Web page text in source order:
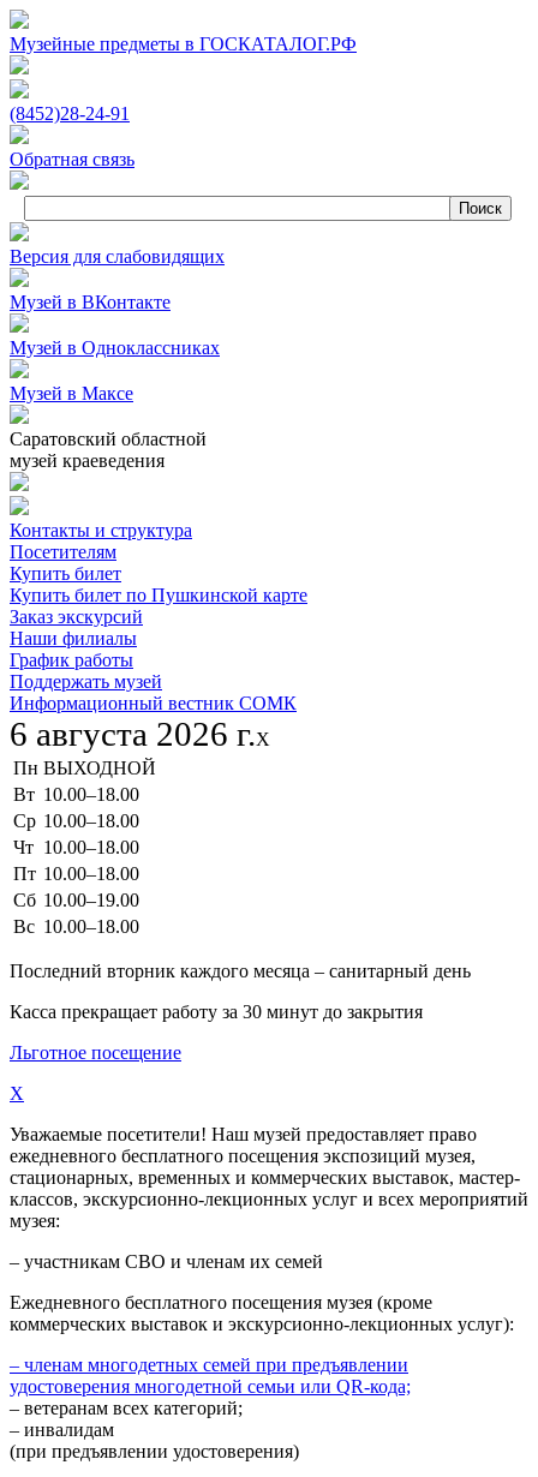
Музейные предметы в ГОСКАТАЛОГ.РФ
(8452)28‑24‑91
Обратная связь
Версия для слабовидящих
Музей в ВКонтакте
Музей в Одноклассниках
Музей в Максе
Саратовский областной
музей краеведения
Контакты и структура
Посетителям
Купить билет
Купить билет по Пушкинской карте
Заказ экскурсий
Наши филиалы
График работы
Поддержать музей
Информационный вестник СОМК
6 августа 2026 г.X
Пн ВЫХОДНОЙ
Вт 10.00–18.00
Ср 10.00–18.00
Чт 10.00–18.00
Пт 10.00–18.00
Сб 10.00–19.00
Вс 10.00–18.00
Последний вторник каждого месяца – санитарный день
Касса прекращает работу за 30 минут до закрытия
Льготное посещение
X
Уважаемые посетители! Наш музей предоставляет право
ежедневного бесплатного посещения экспозиций музея,
стационарных, временных и коммерческих выставок, мастер-
классов, экскурсионно-лекционных услуг и всех мероприятий
музея:
– участникам СВО и членам их семей
Ежедневного бесплатного посещения музея (кроме
коммерческих выставок и экскурсионно-лекционных услуг):
– членам многодетных семей при предъявлении
удостоверения многодетной семьи или QR-кода;
– ветеранам всех категорий;
– инвалидам
(при предъявлении удостоверения)